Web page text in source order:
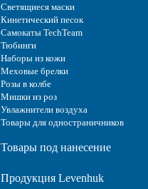
Светящиеся маски
Кинетический песок
Самокаты TechTeam
Тюбинги
Наборы из кожи
Меховые брелки
Розы в колбе
Мишки из роз
Увлажнители воздуха
Товары для одностраничников
Товары под нанесение
Продукция Levenhuk